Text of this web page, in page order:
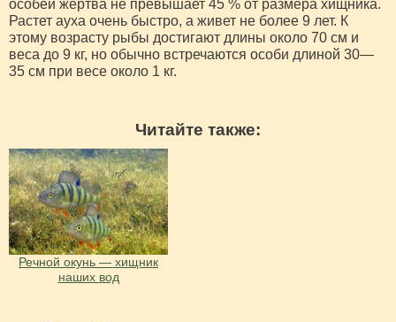
особей жертва не превышает 45 % от размера хищника.
Растет ауха очень быстро, а живет не более 9 лет. К
этому возрасту рыбы достигают длины около 70 см и
веса до 9 кг, но обычно встречаются особи длиной 30—
35 см при весе около 1 кг.
Читайте также:
Речной окунь — хищник
наших вод